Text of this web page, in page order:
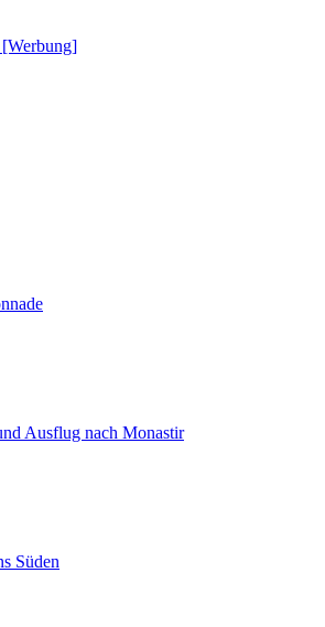
Ausflug nach Monastir
Süden